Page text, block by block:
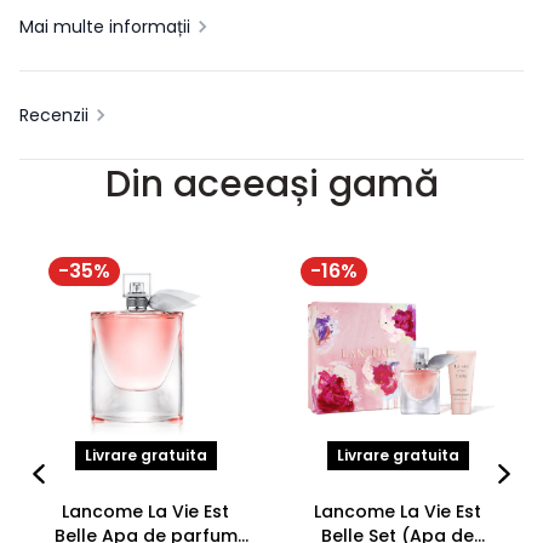
Mai multe informații
Recenzii
Din aceeași gamă
-35%
Livrare gratuita
Lancome La Vie Est
Belle Apa de parfum
-16%
Livrare gratuita
Lancome La Vie Est
Belle Set (Apa de